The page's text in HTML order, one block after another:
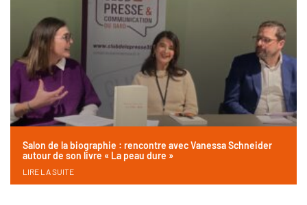
Salon de la biographie : rencontre avec Vanessa Schneider
autour de son livre « La peau dure »
LIRE LA SUITE